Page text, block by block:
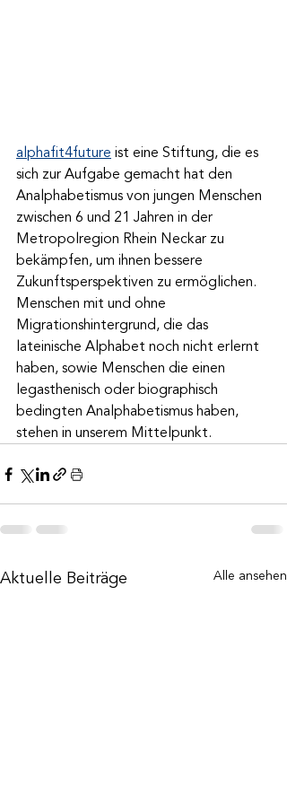
alphafit4future ist eine Stiftung, die es
sich zur Aufgabe gemacht hat den
Analphabetismus von jungen Menschen
zwischen 6 und 21 Jahren in der
Metropolregion Rhein Neckar zu
bekämpfen, um ihnen bessere
Zukunftsperspektiven zu ermöglichen.
Menschen mit und ohne
Migrationshintergrund, die das
lateinische Alphabet noch nicht erlernt
haben, sowie Menschen die einen
legasthenisch oder biographisch
bedingten Analphabetismus haben,
stehen in unserem Mittelpunkt.
Aktuelle Beiträge Alle ansehen